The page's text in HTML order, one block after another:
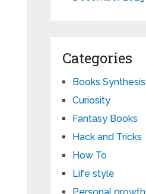
Categories
Books Synthesis
Curiosity
Fantasy Books
Hack and Tricks
How To
Life style